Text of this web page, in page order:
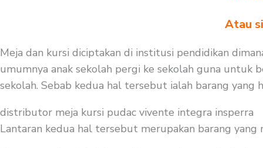
Atau
Meja dan kursi diciptakan di institusi pendidikan
umumnya anak sekolah pergi ke sekolah guna untuk
sekolah. Sebab kedua hal tersebut ialah barang yang
distributor meja kursi pudac vivente integra insperra
Lantaran kedua hal tersebut merupakan barang